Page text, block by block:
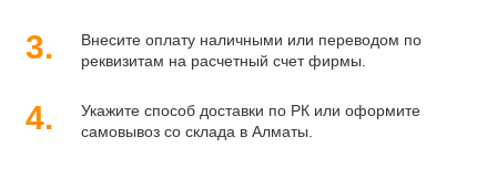
3.
Внесите оплату наличными или переводом по
реквизитам на расчетный счет фирмы.
4.
Укажите способ доставки по РК или оформите
самовывоз со склада в Алматы.